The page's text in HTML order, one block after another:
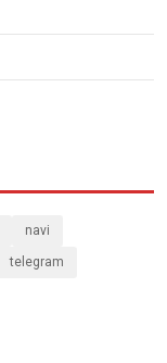
navi
telegram